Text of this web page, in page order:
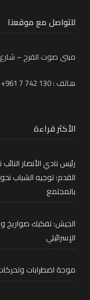
للتواصل مع موقعنا
مبنى صوت الفرح –
هاتف : 130 742 7 961+ / 139 742 7 961+ لبنان
الأكثر قراءة
رئيس نادي الأنصار
القدم: توجيه الشباب
بالمجتمع
الجيش: تفكيك صواريخ
الإسرائيلي
موجة اضطرابات وتحركات